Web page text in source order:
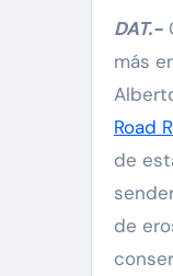
DAT.-
más
Road
de
de